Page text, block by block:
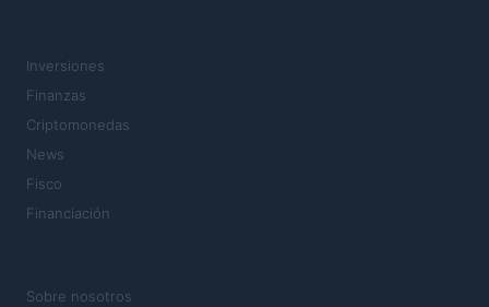
Inversiones
Finanzas
Criptomonedas
News
Fisco
Financiación
Sobre nosotros